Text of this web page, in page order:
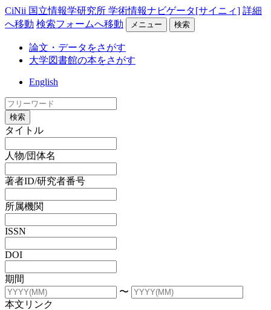
CiNii 国立情報学研究所 学術情報ナビゲータ[サイニィ] 詳細
へ移動 検索フォームへ移動 メニュー 検索
論文・データをさがす
大学図書館の本をさがす
English
検索
タイトル
人物/団体名
著者ID/研究者番号
所属機関
ISSN
DOI
期間
〜
本文リンク